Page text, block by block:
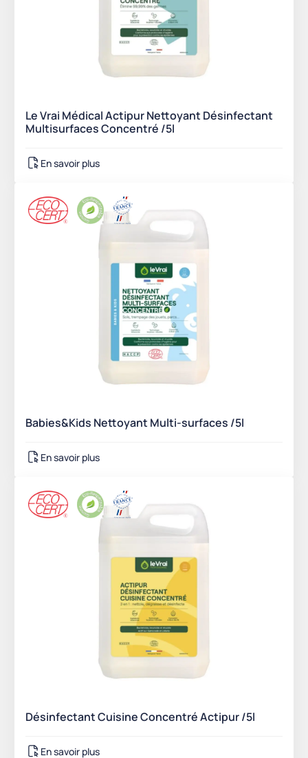
Le Vrai Médical Actipur Nettoyant Désinfectant
Multisurfaces Concentré /5l
En savoir plus
Babies&Kids Nettoyant Multi-surfaces /5l
En savoir plus
Désinfectant Cuisine Concentré Actipur /5l
En savoir plus